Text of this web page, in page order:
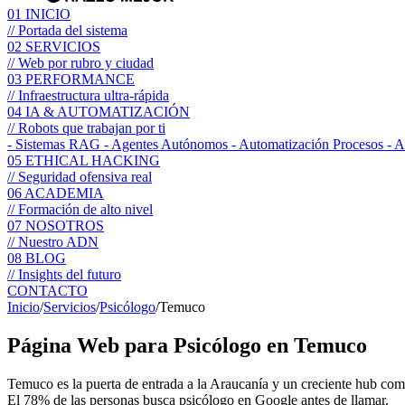
01 INICIO
// Portada del sistema
02 SERVICIOS
// Web por rubro y ciudad
03 PERFORMANCE
// Infraestructura ultra-rápida
04 IA & AUTOMATIZACIÓN
// Robots que trabajan por ti
- Sistemas RAG - Agentes Autónomos - Automatización Procesos -
05 ETHICAL HACKING
// Seguridad ofensiva real
06 ACADEMIA
// Formación de alto nivel
07 NOSOTROS
// Nuestro ADN
08 BLOG
// Insights del futuro
CONTACTO
Inicio/Servicios/Psicólogo/Temuco
Página Web para Psicólogo en Temuco
Temuco es la puerta de entrada a la Araucanía y un creciente hub
El 78% de las personas busca psicólogo en Google antes de llamar.